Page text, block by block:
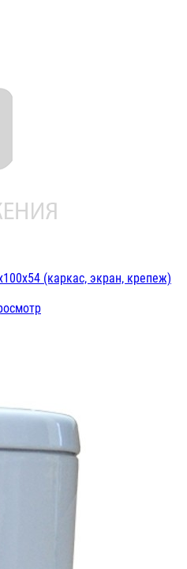
(каркас, экран, крепеж)